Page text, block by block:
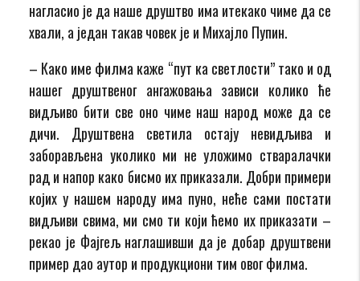
нагласио је да наше друштво има итекако чиме да се
хвали, а један такав човек је и Михајло Пупин.
– Како име филма каже “пут ка светлости” тако и од
нашег друштвеног ангажовања зависи колико ће
видљиво бити све оно чиме наш народ може да се
дичи. Друштвена светила остају невидљива и
заборављена уколико ми не уложимо стваралачки
рад и напор како бисмо их приказали. Добри примери
којих у нашем народу има пуно, неће сами постати
видљиви свима, ми смо ти који ћемо их приказати –
рекао је Фајгељ наглашивши да је добар друштвени
пример дао аутор и продукциони тим овог филма.